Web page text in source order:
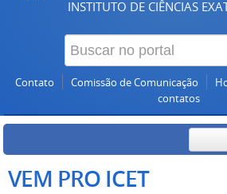
INSTITUTO DE CIÊNCIAS
Contato Comissão de Comunicação
contatos
VEM PRO ICET